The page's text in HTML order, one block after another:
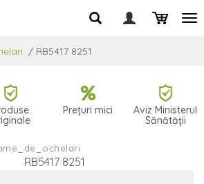
/ RB5417 8251
Prețuri mici
Aviz Ministerul
Sănătății